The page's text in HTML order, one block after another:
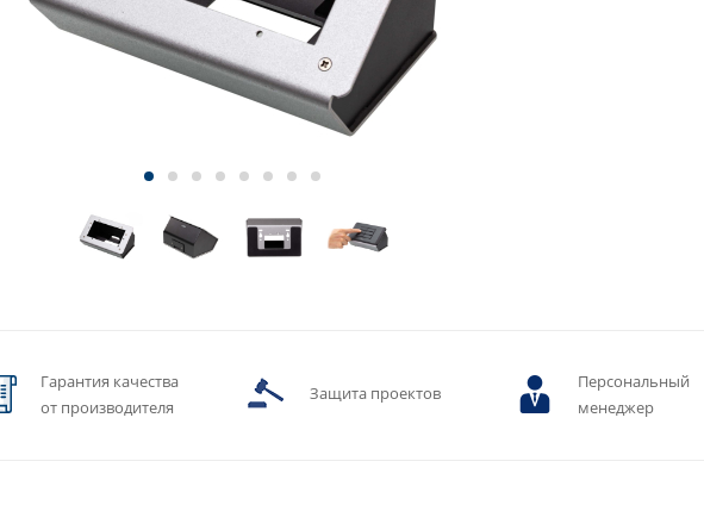
Гарантия качества
от производителя
Защита проектов
Персональный
менеджер